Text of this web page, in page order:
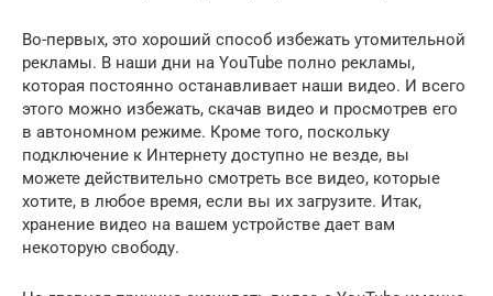
Во-первых, это хороший способ избежать утомительной
рекламы. В наши дни на YouTube полно рекламы,
которая постоянно останавливает наши видео. И всего
этого можно избежать, скачав видео и просмотрев его
в автономном режиме. Кроме того, поскольку
подключение к Интернету доступно не везде, вы
можете действительно смотреть все видео, которые
хотите, в любое время, если вы их загрузите. Итак,
хранение видео на вашем устройстве дает вам
некоторую свободу.